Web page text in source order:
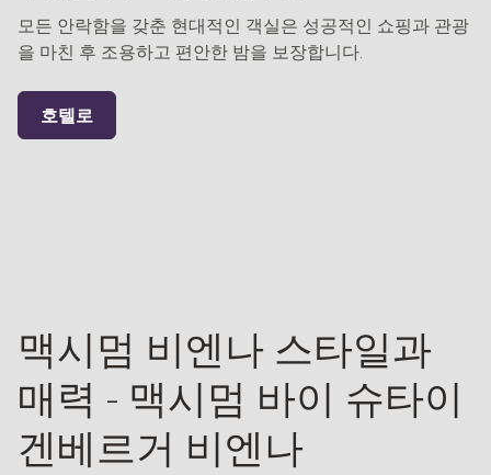
모든 안락함을 갖춘 현대적인 객실은 성공적인 쇼핑과 관광
을 마친 후 조용하고 편안한 밤을 보장합니다.
호텔로
맥시멈 비엔나 스타일과
매력 - 맥시멈 바이 슈타이
겐베르거 비엔나